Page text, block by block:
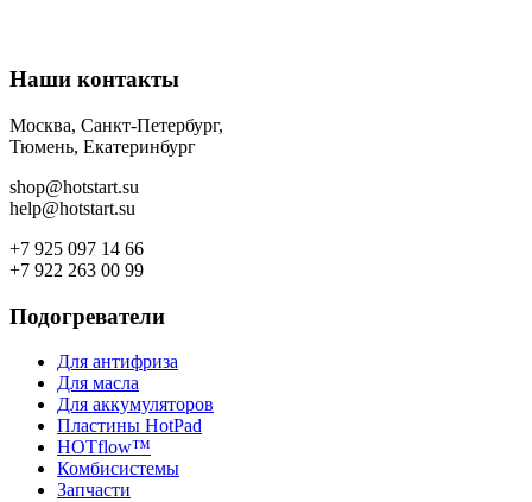
Наши контакты
Москва, Санкт-Петербург,
Тюмень, Екатеринбург
shop@hotstart.su
help@hotstart.su
+7 925 097 14 66
+7 922 263 00 99
Подогреватели
Для антифриза
Для масла
Для аккумуляторов
Пластины HotPad
HOTflow™
Комбисистемы
Запчасти